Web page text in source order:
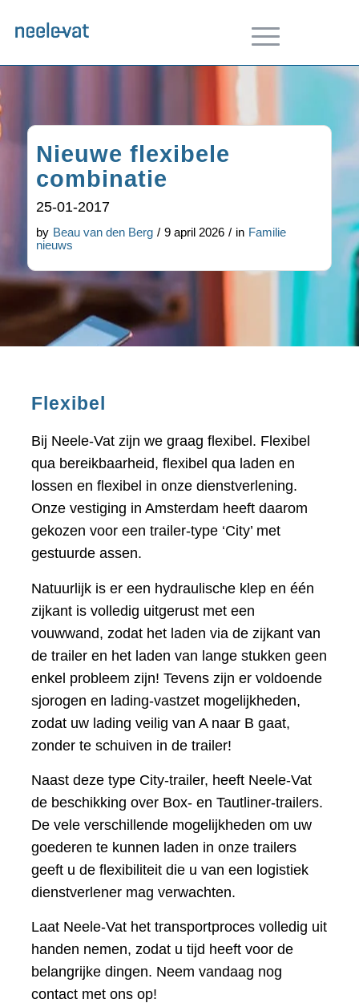
Nieuwe flexibele
combinatie
25-01-2017
by Beau van den Berg / 9 april 2026 / in Familie
nieuws
Flexibel
Bij Neele-Vat zijn we graag flexibel. Flexibel
qua bereikbaarheid, flexibel qua laden en
lossen en flexibel in onze dienstverlening.
Onze vestiging in Amsterdam heeft daarom
gekozen voor een trailer-type ‘City’ met
gestuurde assen.
Natuurlijk is er een hydraulische klep en één
zijkant is volledig uitgerust met een
vouwwand, zodat het laden via de zijkant van
de trailer en het laden van lange stukken geen
enkel probleem zijn! Tevens zijn er voldoende
sjorogen en lading-vastzet mogelijkheden,
zodat uw lading veilig van A naar B gaat,
zonder te schuiven in de trailer!
Naast deze type City-trailer, heeft Neele-Vat
de beschikking over Box- en Tautliner-trailers.
De vele verschillende mogelijkheden om uw
goederen te kunnen laden in onze trailers
geeft u de flexibiliteit die u van een logistiek
dienstverlener mag verwachten.
Laat Neele-Vat het transportproces volledig uit
handen nemen, zodat u tijd heeft voor de
belangrijke dingen. Neem vandaag nog
contact met ons op!